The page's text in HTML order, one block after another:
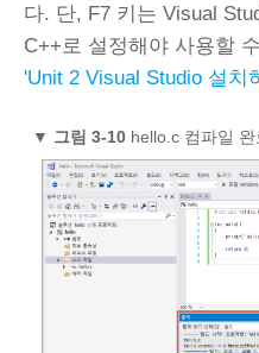
다. 단, F7 키는 Visual
C++로 설정해야 사용할
'Unit 2 Visual Studio 설치
▼ 그림 3‑10 hello.c 컴파일 완